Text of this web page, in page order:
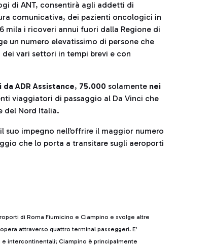
di ANT, consentirà agli addetti di
comunicativa, dei pazienti oncologici in
mila i ricoveri annui fuori dalla Regione di
un numero elevatissimo di persone che
vari settori in tempi brevi e con
ADR Assistance, 75.000 solamente nei
viaggiatori di passaggio al Da Vinci che
del Nord Italia.
impegno nell’offrire il maggior numero
che lo porta a transitare sugli aeroporti
di Roma Fiumicino e Ciampino e svolge altre
attraverso quattro terminal passeggeri. E’
intercontinentali; Ciampino è principalmente